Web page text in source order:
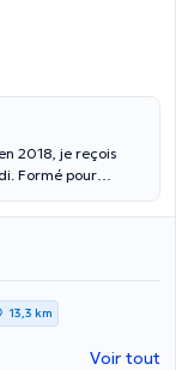
je reçois
Ath (centre MMC)
ou pour toutes
prises en
sans
13,3 km
Voir tout